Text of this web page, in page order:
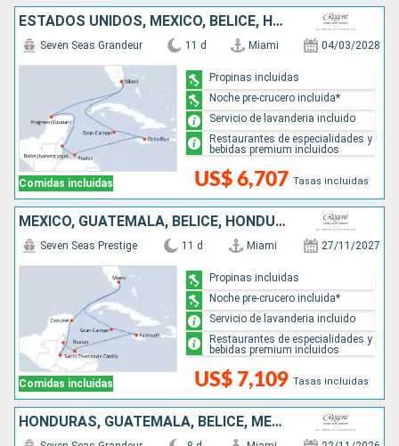
ESTADOS UNIDOS, MÉXICO, BELICE, HONDURAS, JAMAICA, ISLAS CAIMÁN
Comidas incluidas
Seven Seas Grandeur 11 d Miami 04/03/2028
US$ 6,707 Tasas incluidas
Propinas incluidas
Noche pre-crucero incluida*
Servicio de lavanderia incluido
Restaurantes de especialidades y
bebidas premium incluidos
MÉXICO, GUATEMALA, BELICE, HONDURAS, JAMAICA, ISLAS CAIMÁN, ESTADOS UNIDOS
Comidas incluidas
Seven Seas Prestige 11 d Miami 27/11/2027
US$ 7,109 Tasas incluidas
Propinas incluidas
Noche pre-crucero incluida*
Servicio de lavanderia incluido
Restaurantes de especialidades y
bebidas premium incluidos
HONDURAS, GUATEMALA, BELICE, MÉXICO, ESTADOS UNIDOS